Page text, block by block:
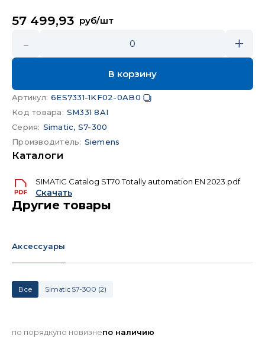
57 499,93 руб/шт
- 0 +
В корзину
Артикул: 6ES7331-1KF02-0AB0
Код товара: SM331 8AI
Серия: Simatic, S7-300
Производитель: Siemens
Каталоги
SIMATIC Catalog ST70 Totally automation EN 2023.pdf
Скачать
Другие товары
Аксессуары
Все Simatic S7-300 (2)
по порядкупо новизнепо наличию